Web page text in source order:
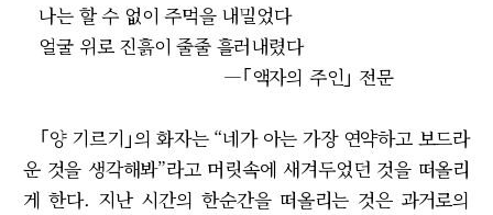
나는 할 수 없이 주먹을 내밀었다
얼굴 위로 진흙이 줄줄 흘러내렸다
―｢액자의 주인｣ 전문
｢양 기르기｣의 화자는 “네가 아는 가장 연약하고 보드라
운 것을 생각해봐”라고 머릿속에 새겨두었던 것을 떠올리
게 한다. 지난 시간의 한순간을 떠올리는 것은 과거로의